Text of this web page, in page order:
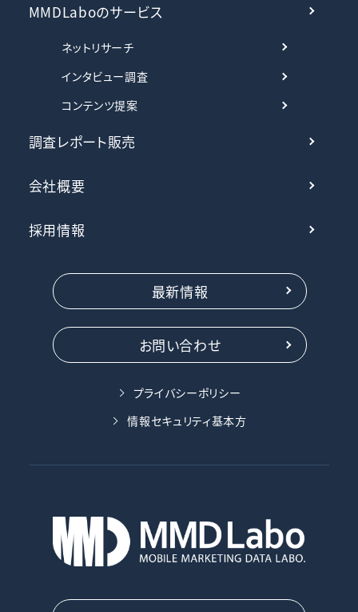
MMDLaboのサービス
ネットリサーチ
インタビュー調査
コンテンツ提案
調査レポート販売
会社概要
採用情報
最新情報
お問い合わせ
プライバシーポリシー
情報セキュリティ基本方